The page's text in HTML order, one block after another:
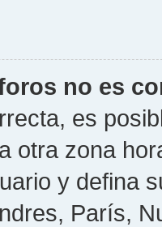
no es
es
otra zona
y defina
París,